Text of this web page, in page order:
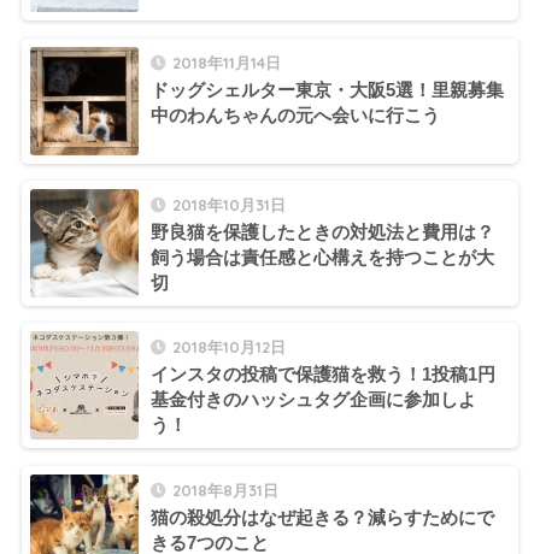
2018年11月14日
ドッグシェルター東京・大阪5選！里親募集
中のわんちゃんの元へ会いに行こう
2018年10月31日
野良猫を保護したときの対処法と費用は？
飼う場合は責任感と心構えを持つことが大
切
2018年10月12日
インスタの投稿で保護猫を救う！1投稿1円
基金付きのハッシュタグ企画に参加しよ
う！
2018年8月31日
猫の殺処分はなぜ起きる？減らすためにで
きる7つのこと